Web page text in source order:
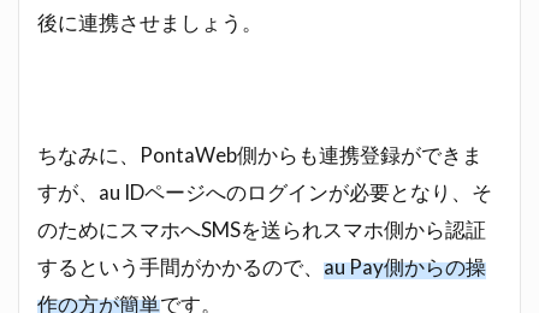
後に連携させましょう。
ちなみに、PontaWeb側からも連携登録ができま
すが、au IDページへのログインが必要となり、そ
のためにスマホへSMSを送られスマホ側から認証
するという手間がかかるので、 au Pay側からの操
作の方が簡単です。